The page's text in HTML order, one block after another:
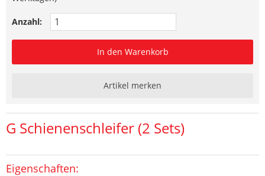
Anzahl:
In den Warenkorb
Artikel merken
G Schienenschleifer (2 Sets)
Eigenschaften: